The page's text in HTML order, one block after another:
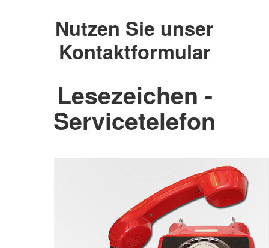
Nutzen Sie unser
Kontaktformular
Lesezeichen -
Servicetelefon